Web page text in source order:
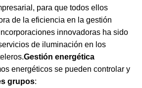
para que todos ellos
de la eficiencia en la gestión
innovadoras ha sido
de iluminación en los
Gestión energética
energéticos se pueden controlar y
grupos: